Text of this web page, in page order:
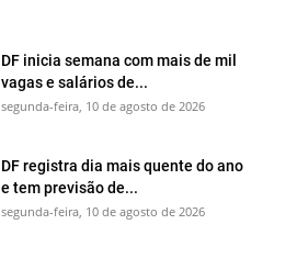
DF inicia semana com mais de mil
vagas e salários de...
segunda-feira, 10 de agosto de 2026
DF registra dia mais quente do ano
e tem previsão de...
segunda-feira, 10 de agosto de 2026